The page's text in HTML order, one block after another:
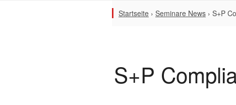
Startseite › Seminare News › S+P
S+P